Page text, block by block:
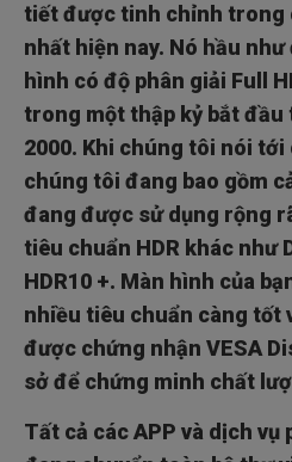
tiết được tinh chỉnh trong
nhất hiện nay. Nó hầu
hình có độ phân giải Full
trong một thập kỷ bắt đầu
2000. Khi chúng tôi nói tới
chúng tôi đang bao gồm
đang được sử dụng rộng
tiêu chuẩn HDR khác như
HDR10 +. Màn hình của
nhiều tiêu chuẩn càng tốt
được chứng nhận VESA
sở để chứng minh chất
Tất cả các APP và dịch